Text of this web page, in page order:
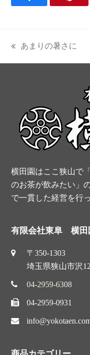
F
c
o
k
P
s
t
previous
post:
あまりの暑さに
横田園はここ狭山で
のお茶が飲みたい」
で一貫した経営を行
有限会社東阜 横田
〒350-1303
埼玉県狭山市沢
04-2959-6308
04-2959-0931